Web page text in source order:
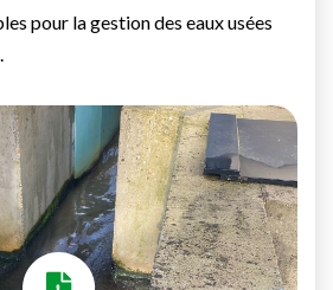
pour la gestion des eaux usées